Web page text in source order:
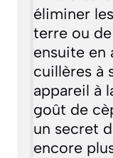
éliminer
terre ou
ensuite en
cuillères à
appareil à
goût de
un secret
encore